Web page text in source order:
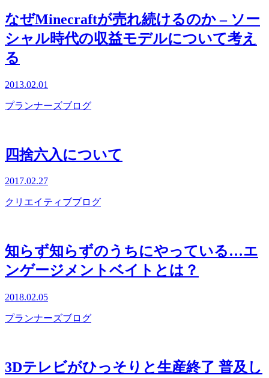
なぜMinecraftが売れ続けるのか – ソー
シャル時代の収益モデルについて考え
る
2013.02.01
プランナーズブログ
四捨六入について
2017.02.27
クリエイティブブログ
知らず知らずのうちにやっている…エ
ンゲージメントベイトとは？
2018.02.05
プランナーズブログ
3Dテレビがひっそりと生産終了 普及し